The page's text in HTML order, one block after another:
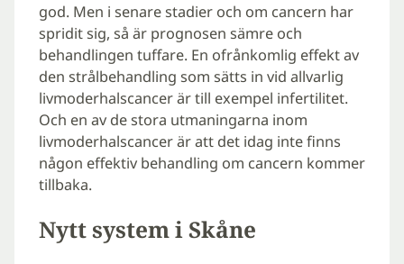
god. Men i senare stadier och om cancern har
spridit sig, så är prognosen sämre och
behandlingen tuffare. En ofrånkomlig effekt av
den strålbehandling som sätts in vid allvarlig
livmoderhalscancer är till exempel infertilitet.
Och en av de stora utmaningarna inom
livmoderhalscancer är att det idag inte finns
någon effektiv behandling om cancern kommer
tillbaka.
Nytt system i Skåne